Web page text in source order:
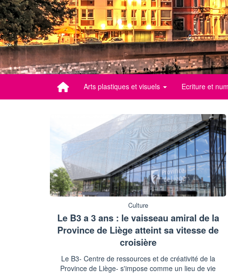
Arts plastiques et visuels Ecriture et
Culture
Le B3 a 3 ans : le vaisseau amiral de la
Province de Liège atteint sa vitesse de
croisière
Le B3- Centre de ressources et de créativité de la
Province de Liège- s'impose comme un lieu de vie